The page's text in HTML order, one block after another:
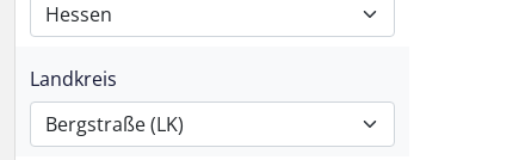
Hessen
Landkreis
Bergstraße (LK)